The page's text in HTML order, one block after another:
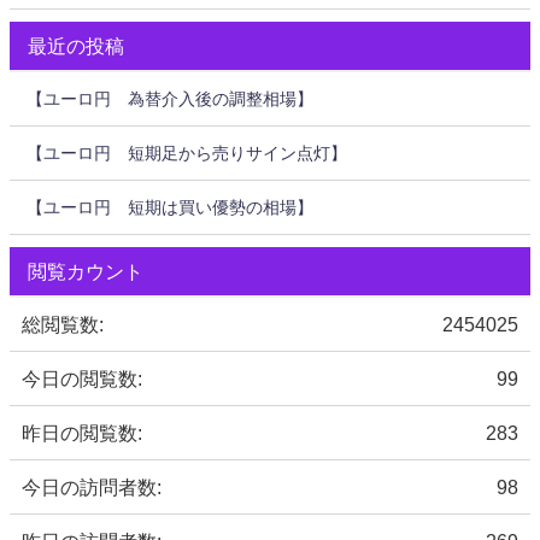
最近の投稿
【ユーロ円 為替介入後の調整相場】
【ユーロ円 短期足から売りサイン点灯】
【ユーロ円 短期は買い優勢の相場】
閲覧カウント
2454025
総閲覧数:
99
今日の閲覧数:
283
昨日の閲覧数:
98
今日の訪問者数: